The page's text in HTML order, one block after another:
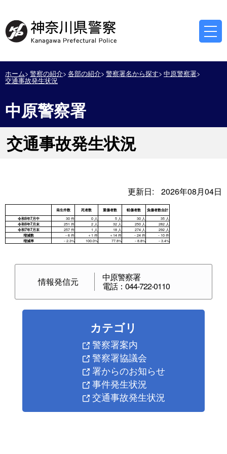
ホーム 警察の紹介 各部の紹介 警察署名から探す 中原警察署
交通事故発生状況
中原警察署
交通事故発生状況
更新日: 2026年08月04日
情報発信元 中原警察署
電話：044-722-0110
カテゴリ
警察署案内
警察署協議会
署からのお知らせ
事件発生状況
交通事故発生状況